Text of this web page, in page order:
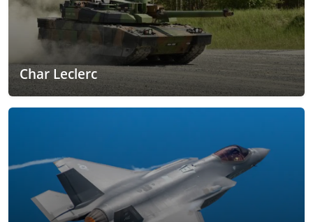
Char Leclerc